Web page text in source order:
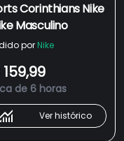
Corinthians Nike
Masculino
por Nike
159,99
de 6 horas
Ver histórico